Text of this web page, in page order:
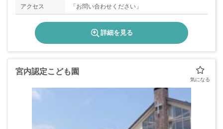
アクセス 「お問い合わせください」
詳細を見る
宮内認定こども園